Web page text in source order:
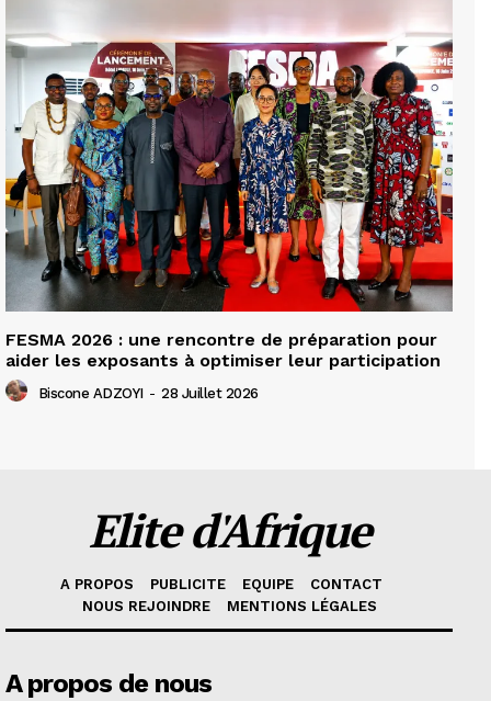
FESMA 2026 : une rencontre de préparation pour
aider les exposants à optimiser leur participation
Biscone ADZOYI - 28 Juillet 2026
Elite d'Afrique
A PROPOS PUBLICITE EQUIPE
CONTACT
NOUS REJOINDRE
MENTIONS LÉGALES
A propos de nous